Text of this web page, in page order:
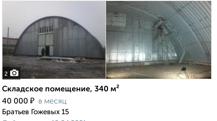
2
Складское помещение, 340 м²
40 000 ₽ в месяц
Братьев Гожевых 15